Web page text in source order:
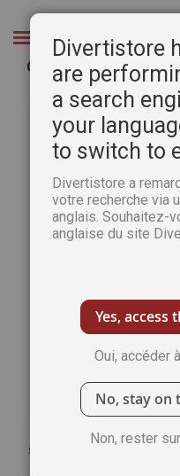
Chercher
Cursed princess club
Passer
galerie
d’images
Soyez le premier à commenter
Divertistore
are
a search
your
to switch to
Divertistore a
votre recherche via
anglais. Souhaitez-
anglaise du site
Yes, access
Oui, accéder
No, stay on
Non, rester